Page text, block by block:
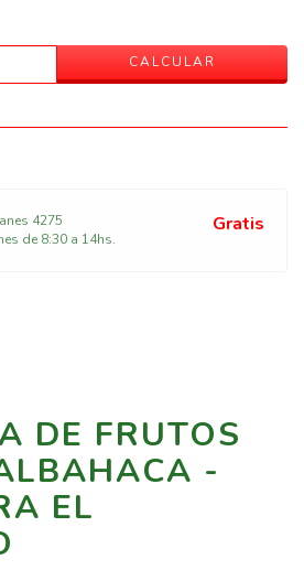
CALCULAR
4275
de 8:30 a 14hs.
Gratis
DE FRUTOS
-
EL